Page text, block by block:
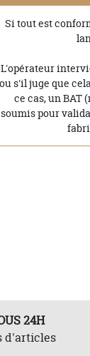
Si tout est
L'opérateur
ou s'il juge que
ce cas, un BAT
soumis pour
24H
d'articles